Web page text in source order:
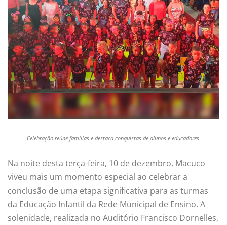
Celebração reúne famílias e destaca conquistas de alunos e educadores
Na noite desta terça-feira, 10 de dezembro, Macuco
viveu mais um momento especial ao celebrar a
conclusão de uma etapa significativa para as turmas
da Educação Infantil da Rede Municipal de Ensino. A
solenidade, realizada no Auditório Francisco Dornelles,